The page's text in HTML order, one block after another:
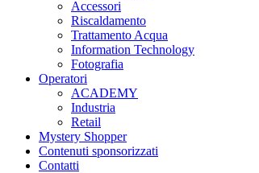
Accessori
Riscaldamento
Trattamento Acqua
Information Technology
Fotografia
Operatori
ACADEMY
Industria
Retail
Mystery Shopper
Contenuti sponsorizzati
Contatti